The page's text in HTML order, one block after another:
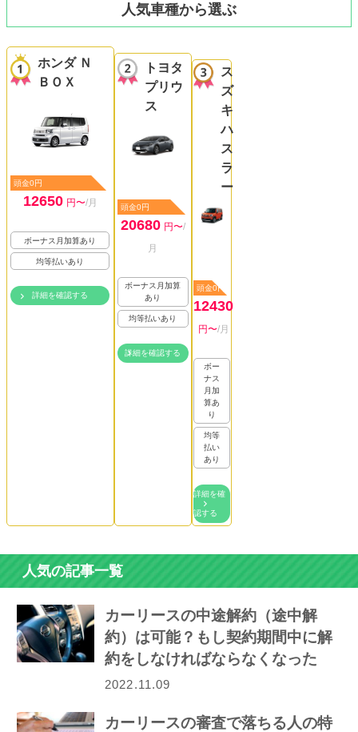
人気車種から選ぶ
ホンダ Ｎ
ＢＯＸ
頭金0円
12650 円〜/月
ボーナス月加算あり
均等払いあり
詳細を確認する
トヨタ
プリウ
ス
頭金0円
20680 円〜/
月
ボーナス月加算
あり
均等払いあり
詳細を確認する
ス
ズ
キ
ハ
ス
ラ
ー
頭金0円
12430
円〜/月
ボー
ナス
月加
算あ
り
均等
払い
あり
詳細を確
認する
人気の記事一覧
カーリースの中途解約（途中解
約）は可能？もし契約期間中に解
約をしなければならなくなった
ら…
2022.11.09
カーリースの審査で落ちる人の特